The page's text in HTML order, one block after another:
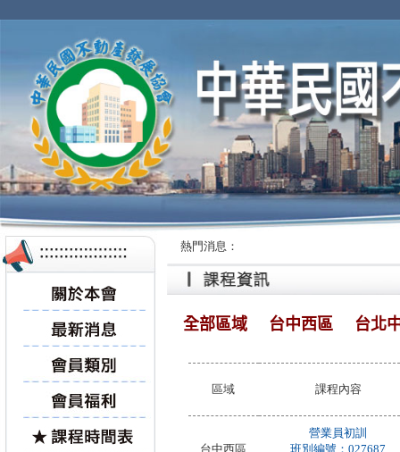
熱門消息：
全部區域 台中西區 台北
區域 課程內容
台中西區
營業員初訓
班別編號：027687